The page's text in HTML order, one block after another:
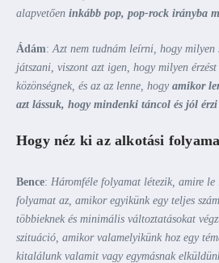
alapvetően inkább pop, pop-rock irányba
Ádám:Azt nem tudnám leírni, hogy milyen
játszani, viszont azt igen, hogy milyen
közönségnek, és az az lenne, hogy amikor
azt lássuk, hogy mindenki táncol és jól
Hogy néz ki az alkotási
Bence: Háromféle folyamat létezik, amire
folyamat az, amikor egyikünk egy teljes
többieknek és minimális változtatásokat
szituáció, amikor valamelyikünk hoz egy
kitalálunk valamit vagy egymásnak